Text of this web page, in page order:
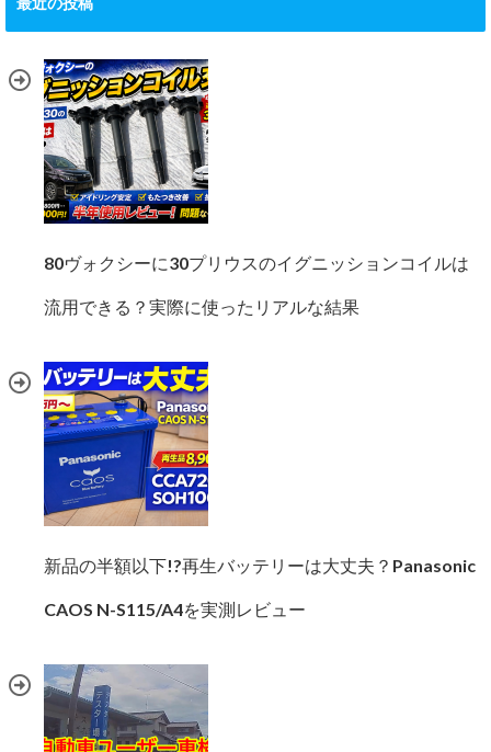
80ヴォクシーに30プリウスのイグニッションコイルは
流用できる？実際に使ったリアルな結果
新品の半額以下!?再生バッテリーは大丈夫？Panasonic
CAOS N-S115/A4を実測レビュー